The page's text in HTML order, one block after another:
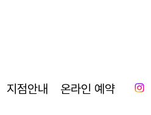
지점안내 온라인 예약